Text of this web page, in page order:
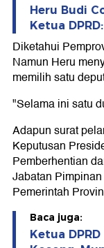
Heru Budi
Ketua
Diketahui
Namun Heru
memilih satu
"Selama ini satu
Adapun surat
Keputusan
Pemberhentian
Jabatan
Pemerintah
Baca juga:
Ketua